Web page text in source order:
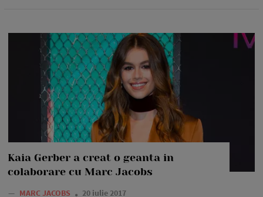
Kaia Gerber a creat o geanta in
colaborare cu Marc Jacobs
— MARC JACOBS 20 iulie 2017